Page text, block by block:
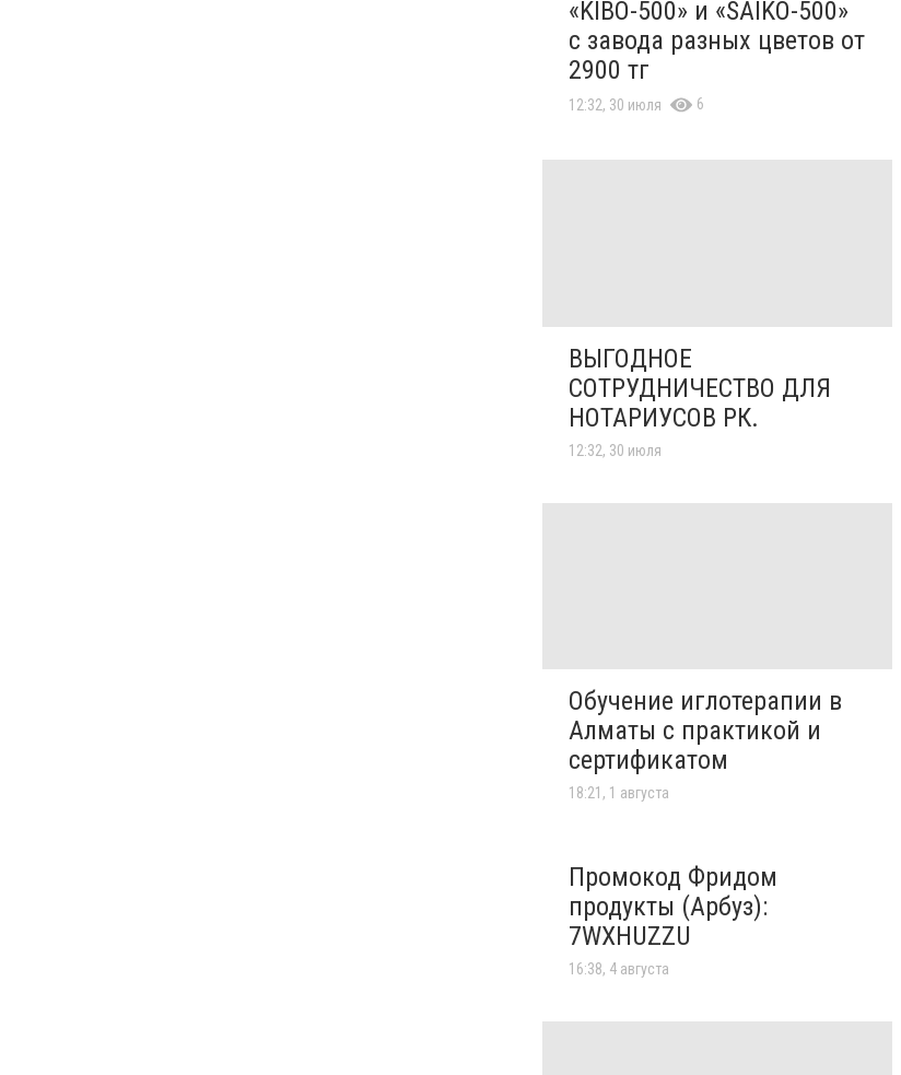
«KIBO-500» и «SAIKO-500»
с завода разных цветов от
2900 тг
12:32, 30 июля 6
ВЫГОДНОЕ
СОТРУДНИЧЕСТВО ДЛЯ
НОТАРИУСОВ РК.
12:32, 30 июля
Обучение иглотерапии в
Алматы с практикой и
сертификатом
18:21, 1 августа
Промокод Фридом
продукты (Арбуз):
7WXHUZZU
16:38, 4 августа